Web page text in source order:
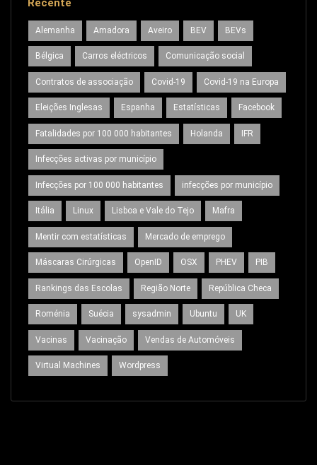
Recente
Alemanha Amadora Aveiro BEV BEVs
Bélgica Carros eléctricos Comunicação social
Contratos de associação Covid-19 Covid-19 na Europa
Eleições Inglesas Espanha Estatísticas Facebook
Fatalidades por 100 000 habitantes Holanda IFR
Infecções activas por município
Infecções por 100 000 habitantes infecções por município
Itália Linux Lisboa e Vale do Tejo Mafra
Mentir com estatísticas Mercado de emprego
Máscaras Cirúrgicas OpenID OSX PHEV PIB
Rankings das Escolas Região Norte República Checa
Roménia Suécia sysadmin Ubuntu UK
Vacinas Vacinação Vendas de Automóveis
Virtual Machines Wordpress